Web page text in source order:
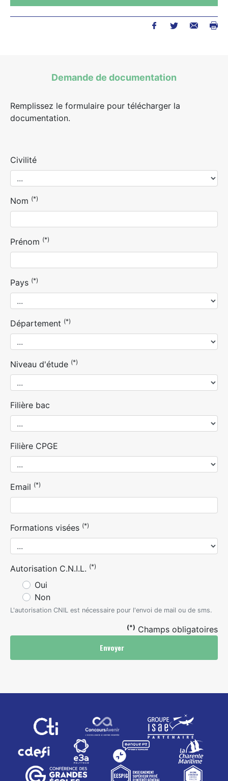
Demande de documentation
Remplissez le formulaire pour télécharger la
documentation.
Civilité
Nom (*)
Prénom (*)
Pays (*)
Département (*)
Niveau d'étude (*)
Filière bac
Filière CPGE
Email (*)
Formations visées (*)
Autorisation C.N.I.L. (*)
Oui
Non
L'autorisation CNIL est nécessaire pour l'envoi de mail ou de sms.
(*) Champs obligatoires
Envoyer